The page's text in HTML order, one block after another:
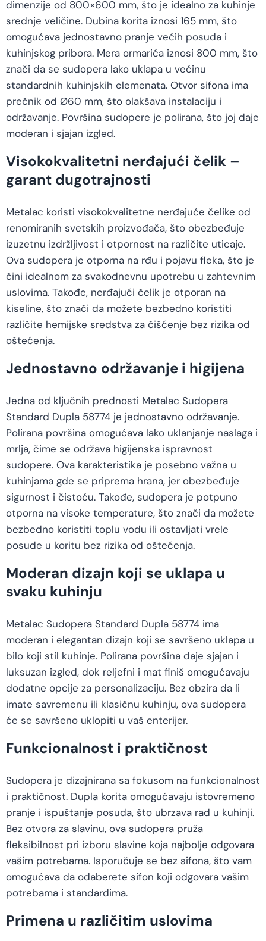
dimenzije od 800×600 mm, što je idealno za kuhinje
srednje veličine. Dubina korita iznosi 165 mm, što
omogućava jednostavno pranje većih posuda i
kuhinjskog pribora. Mera ormarića iznosi 800 mm, što
znači da se sudopera lako uklapa u većinu
standardnih kuhinjskih elemenata. Otvor sifona ima
prečnik od Ø60 mm, što olakšava instalaciju i
održavanje. Površina sudopere je polirana, što joj daje
moderan i sjajan izgled.
Visokokvalitetni nerđajući čelik –
garant dugotrajnosti
Metalac koristi visokokvalitetne nerđajuće čelike od
renomiranih svetskih proizvođača, što obezbeđuje
izuzetnu izdržljivost i otpornost na različite uticaje.
Ova sudopera je otporna na rđu i pojavu fleka, što je
čini idealnom za svakodnevnu upotrebu u zahtevnim
uslovima. Takođe, nerđajući čelik je otporan na
kiseline, što znači da možete bezbedno koristiti
različite hemijske sredstva za čišćenje bez rizika od
oštećenja.
Jednostavno održavanje i higijena
Jedna od ključnih prednosti Metalac Sudopera
Standard Dupla 58774 je jednostavno održavanje.
Polirana površina omogućava lako uklanjanje naslaga i
mrlja, čime se održava higijenska ispravnost
sudopere. Ova karakteristika je posebno važna u
kuhinjama gde se priprema hrana, jer obezbeđuje
sigurnost i čistoću. Takođe, sudopera je potpuno
otporna na visoke temperature, što znači da možete
bezbedno koristiti toplu vodu ili ostavljati vrele
posude u koritu bez rizika od oštećenja.
Moderan dizajn koji se uklapa u
svaku kuhinju
Metalac Sudopera Standard Dupla 58774 ima
moderan i elegantan dizajn koji se savršeno uklapa u
bilo koji stil kuhinje. Polirana površina daje sjajan i
luksuzan izgled, dok reljefni i mat finiš omogućavaju
dodatne opcije za personalizaciju. Bez obzira da li
imate savremenu ili klasičnu kuhinju, ova sudopera
će se savršeno uklopiti u vaš enterijer.
Funkcionalnost i praktičnost
Sudopera je dizajnirana sa fokusom na funkcionalnost
i praktičnost. Dupla korita omogućavaju istovremeno
pranje i ispuštanje posuda, što ubrzava rad u kuhinji.
Bez otvora za slavinu, ova sudopera pruža
fleksibilnost pri izboru slavine koja najbolje odgovara
vašim potrebama. Isporučuje se bez sifona, što vam
omogućava da odaberete sifon koji odgovara vašim
potrebama i standardima.
Primena u različitim uslovima